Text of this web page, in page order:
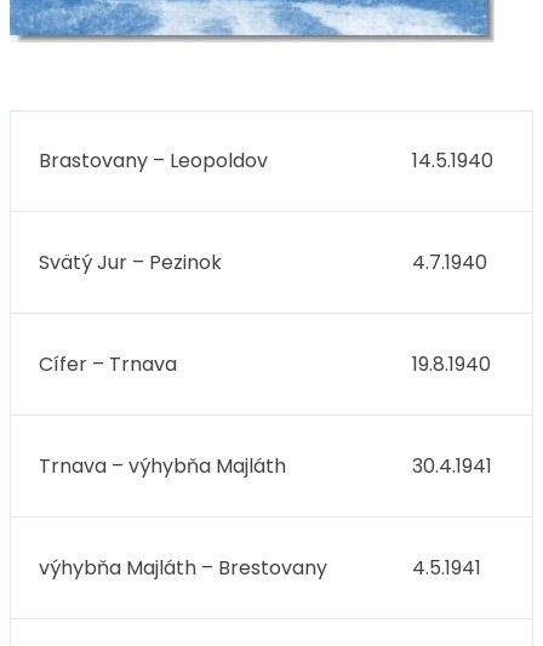
Brastovany – Leopoldov 14.5.1940
Svätý Jur – Pezinok 4.7.1940
Cífer – Trnava 19.8.1940
Trnava – výhybňa Majláth 30.4.1941
výhybňa Majláth – Brestovany 4.5.1941